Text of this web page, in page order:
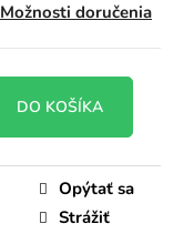
Možnosti doručenia
DO KOŠÍKA
Opýtať sa
Strážiť